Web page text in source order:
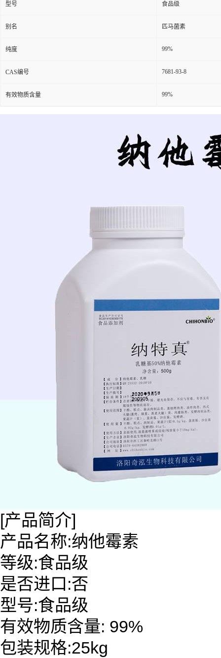
型号 食品级
别名 匹马菌素
纯度 99%
CAS编号 7681-93-8
有效物质含量 99%
[产品简介]
产品名称:纳他霉素
等级:食品级
是否进口:否
型号:食品级
有效物质含量: 99%
包装规格:25kg